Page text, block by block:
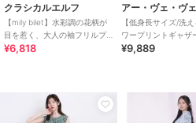
クラシカルエルフ
【mily bilet】水彩調の花柄が
目を惹く、大人の袖フリルプ
リーツワンピース（半袖）
¥6,818
アー・ヴェ・ヴェ
【低身長サイズ/洗
ワープリントギャザ
リーブワンピース
¥9,889